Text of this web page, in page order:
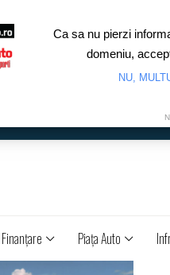
Finanţare Piaţa Auto
Ca sa nu pierzi
domeniu,
NU,